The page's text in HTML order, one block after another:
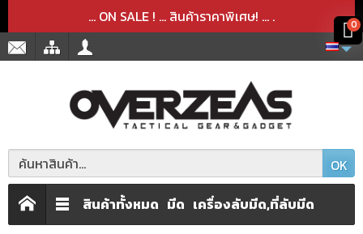
... ON SALE ! ... สินค้าราคาพิเศษ! ... .
OK
สินค้าทั้งหมด มีด เครื่องลับมีด,ที่ลับมีด
สินค้าได้เพิ่มลงในตะกร้าเรียบร้อยแล้ว
สินค้าได้ถูกลบออกจากตะกร้าเรียบร้อยแล้ว
0